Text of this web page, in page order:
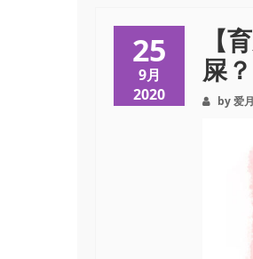
25
9月
2020
【
屎？
by 爱